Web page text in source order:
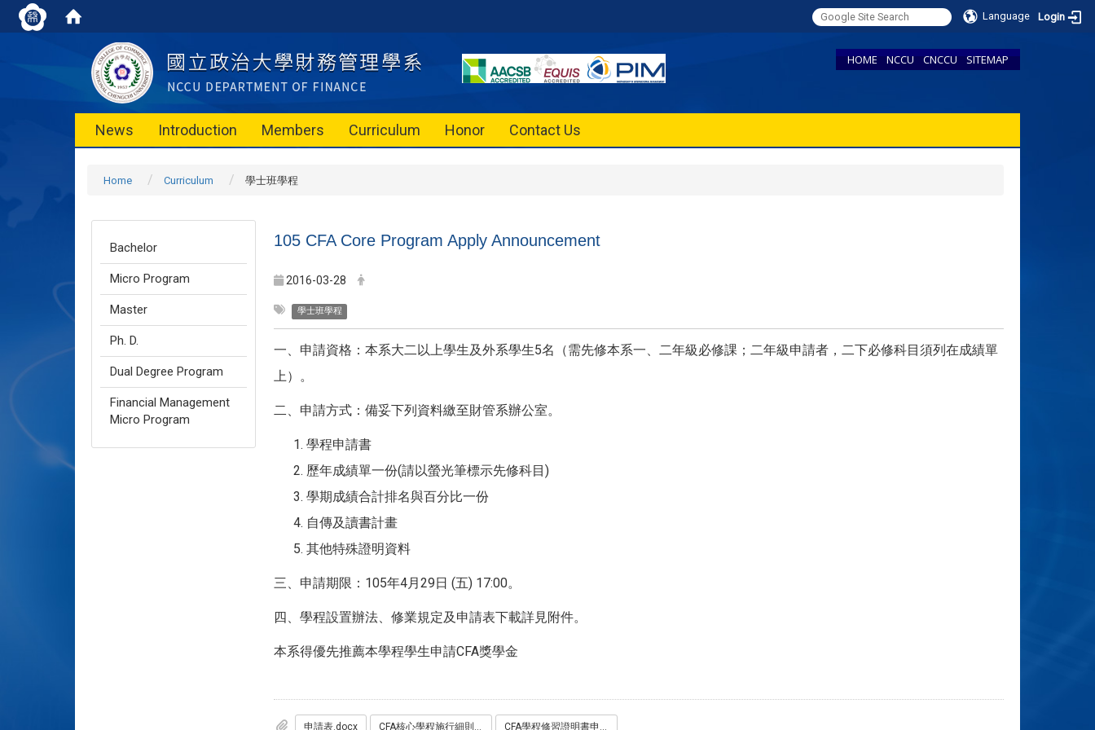
Language Login
HOME NCCU CNCCU SITEMAP
News Introduction Members Curriculum Honor Contact Us
Home Curriculum 學士班學程
Bachelor
Micro Program
Master
Ph. D.
Dual Degree Program
Financial Management
Micro Program
105 CFA Core Program Apply Announcement
2016-03-28
學士班學程
一、申請資格：本系大二以上學生及外系學生5名（需先修本系一、二年級必修課；二年級申請者，二下必修科目須列在成績單
上）。
二、申請方式：備妥下列資料繳至財管系辦公室。
學程申請書
歷年成績單一份(請以螢光筆標示先修科目)
學期成績合計排名與百分比一份
自傳及讀書計畫
其他特殊證明資料
三、申請期限：105年4月29日 (五) 17:00。
四、學程設置辦法、修業規定及申請表下載詳見附件。
本系得優先推薦本學程學生申請CFA獎學金
申請表.docx